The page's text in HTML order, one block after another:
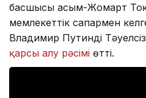
басшысы Қасым-Жомарт
мемлекеттік сапармен
Владимир Путинді
қарсы алу рәсімі өтті.